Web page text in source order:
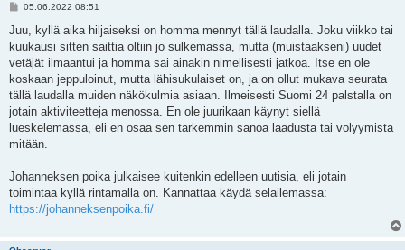
V
e
t
i
05.06.2022 08:51
Juu, kyllä aika hiljaiseksi on homma mennyt tällä laudalla. Joku viikko tai
kuukausi sitten saittia oltiin jo sulkemassa, mutta (muistaakseni) uudet
vetäjät ilmaantui ja homma sai ainakin nimellisesti jatkoa. Itse en ole
koskaan jeppuloinut, mutta lähisukulaiset on, ja on ollut mukava seurata
tällä laudalla muiden näkökulmia asiaan. Ilmeisesti Suomi 24 palstalla on
jotain aktiviteetteja menossa. En ole juurikaan käynyt siellä
lueskelemassa, eli en osaa sen tarkemmin sanoa laadusta tai volyymista
mitään.
Johanneksen poika julkaisee kuitenkin edelleen uutisia, eli jotain
toimintaa kyllä rintamalla on. Kannattaa käydä selailemassa:
https://johanneksenpoika.fi/